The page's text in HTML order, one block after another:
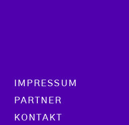
Footer menu
IMPRESSUM
PARTNER
KONTAKT